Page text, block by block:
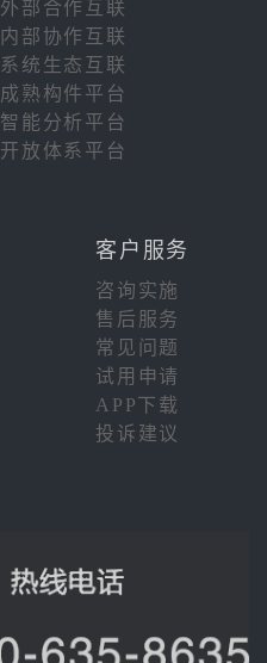
外部合作互联
内部协作互联
系统生态互联
成熟构件平台
智能分析平台
开放体系平台
客户服务
咨询实施
售后服务
常见问题
试用申请
APP下载
投诉建议